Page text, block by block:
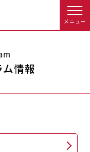
メニュー
プログラム情報
情報